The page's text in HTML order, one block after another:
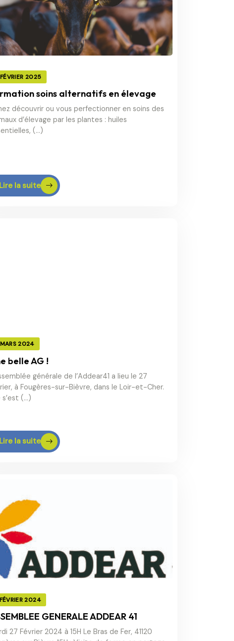
FÉVRIER 2025
soins alternatifs en élevage
découvrir ou vous perfectionner en soins des
d’élevage par les plantes : huiles
(…)
Lire la suite
2024
belle AG !
générale de l’Addear41 a lieu le 27
à Fougères-sur-Bièvre, dans le Loir-et-Cher.
s’est (…)
Lire la suite
2024
GENERALE ADDEAR 41
27 Février 2024 à 15H Le Bras de Fer, 41120